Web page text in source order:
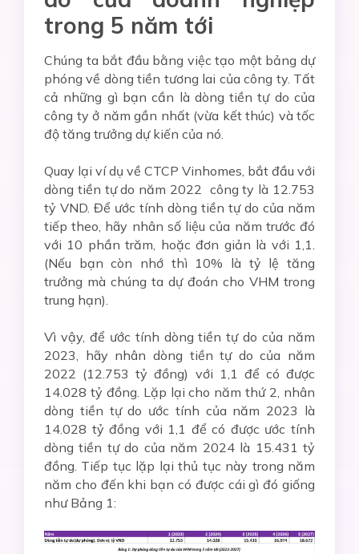
trong 5 năm tới
Chúng ta bắt đầu bằng việc tạo một bảng dự
phóng về dòng tiền tương lai của công ty. Tất
cả những gì bạn cần là dòng tiền tự do của
công ty ở năm gần nhất (vừa kết thúc) và tốc
độ tăng trưởng dự kiến của nó.
Quay lại ví dụ về CTCP Vinhomes, bắt đầu với
dòng tiền tự do năm 2022 công ty là 12.753
tỷ VND. Để ước tính dòng tiền tự do của năm
tiếp theo, hãy nhân số liệu của năm trước đó
với 10 phần trăm, hoặc đơn giản là với 1,1.
(Nếu bạn còn nhớ thì 10% là tỷ lệ tăng
trưởng mà chúng ta dự đoán cho VHM trong
trung hạn).
Vì vậy, để ước tính dòng tiền tự do của năm
2023, hãy nhân dòng tiền tự do của năm
2022 (12.753 tỷ đồng) với 1,1 để có được
14.028 tỷ đồng. Lặp lại cho năm thứ 2, nhân
dòng tiền tự do ước tính của năm 2023 là
14.028 tỷ đồng với 1,1 để có được ước tính
dòng tiền tự do của năm 2024 là 15.431 tỷ
đồng. Tiếp tục lặp lại thủ tục này trong năm
năm cho đến khi bạn có được cái gì đó giống
như Bảng 1: